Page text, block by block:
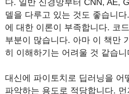
다. 일반 신경망부터 CNN, AE,
델을 다루고 있는 것도 좋습니
에 대한 이론이 부족합니다. 코
부분이 많습니다. 아마 이 책만
히 이해하기는 어려울 것 같습니
대신에 파이토치로 딥러닝을 어
파악하는 용도로 적당합니다.